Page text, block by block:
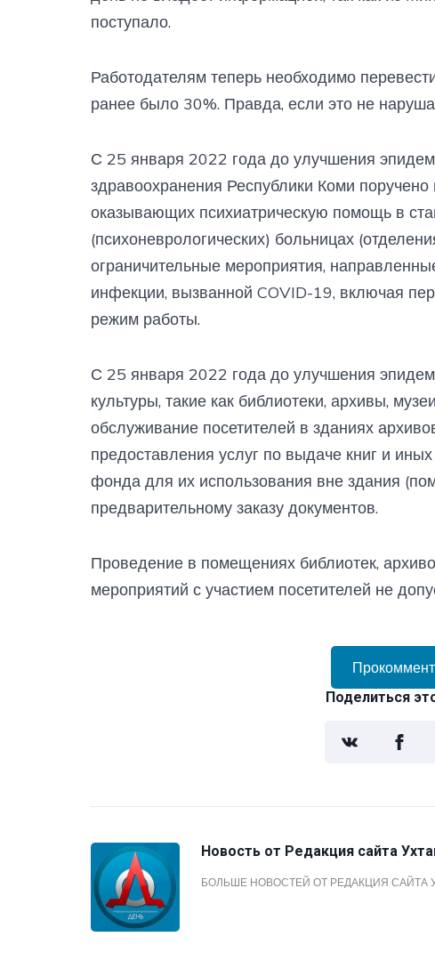
поступало.
Работодателям теперь необходимо
ранее было 30%. Правда, если это не
С 25 января 2022 года до улучшения
здравоохранения Республики Коми поручено
оказывающих психиатрическую помощь в
(психоневрологических) больницах
ограничительные мероприятия,
инфекции, вызванной COVID-19, включая
режим работы.
С 25 января 2022 года до улучшения
культуры, такие как библиотеки, архивы,
обслуживание посетителей в зданиях
предоставления услуг по выдаче книг и
фонда для их использования вне здания
предварительному заказу документов.
Проведение в помещениях библиотек,
мероприятий с участием посетителей не
Поделиться
Новость от Редакция сайта
БОЛЬШЕ НОВОСТЕЙ ОТ РЕДАКЦИЯ САЙТА